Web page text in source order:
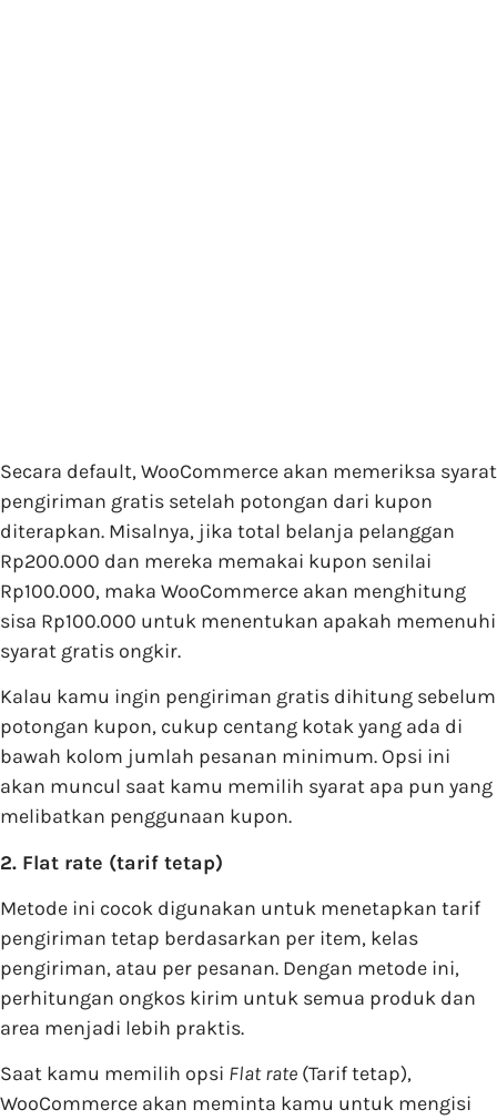
Secara default, WooCommerce akan memeriksa syarat
pengiriman gratis setelah potongan dari kupon
diterapkan. Misalnya, jika total belanja pelanggan
Rp200.000 dan mereka memakai kupon senilai
Rp100.000, maka WooCommerce akan menghitung
sisa Rp100.000 untuk menentukan apakah memenuhi
syarat gratis ongkir.
Kalau kamu ingin pengiriman gratis dihitung sebelum
potongan kupon, cukup centang kotak yang ada di
bawah kolom jumlah pesanan minimum. Opsi ini
akan muncul saat kamu memilih syarat apa pun yang
melibatkan penggunaan kupon.
2. Flat rate (tarif tetap)
Metode ini cocok digunakan untuk menetapkan tarif
pengiriman tetap berdasarkan per item, kelas
pengiriman, atau per pesanan. Dengan metode ini,
perhitungan ongkos kirim untuk semua produk dan
area menjadi lebih praktis.
Saat kamu memilih opsi Flat rate (Tarif tetap),
WooCommerce akan meminta kamu untuk mengisi